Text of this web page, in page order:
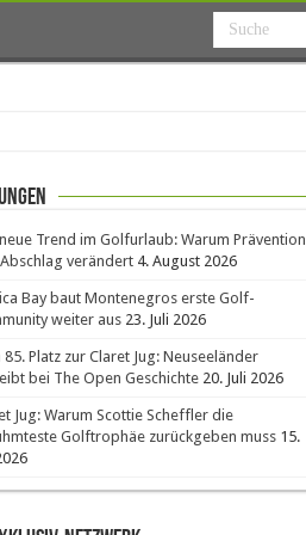
Trend im Golfurlaub: Warum Prävention
verändert 4. August 2026
Bay baut Montenegros erste Golf-
weiter aus 23. Juli 2026
85. Platz zur Claret Jug: Neuseeländer
bei The Open Geschichte 20. Juli 2026
Jug: Warum Scottie Scheffler die
Golftrophäe zurückgeben muss 15.